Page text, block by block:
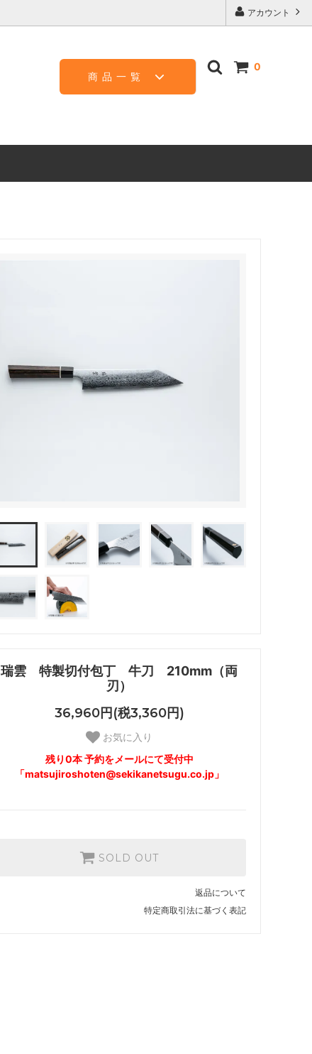
アカウント
0
商品一覧
雅一心
瑞雲 特製切付包丁 牛刀 210mm（両
刃）
36,960円(税3,360円)
お気に入り
残り0本 予約をメールにて受付中
「matsujiroshoten@sekikanetsugu.co.jp」
SOLD OUT
返品について
特定商取引法に基づく表記